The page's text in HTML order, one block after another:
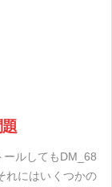
ールしてもDM_68
れにはいくつかの